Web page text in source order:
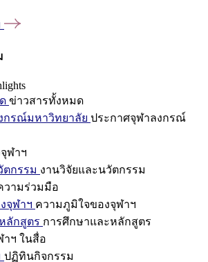
ข่าวสารทั้งหมด
กรณ์มหาวิทยาลัย ประกาศจุฬาลงกรณ์
ฬาฯ
ตกรรม งานวิจัยและนวัตกรรม
วามร่วมมือ
จุฬาฯ ความภูมิใจของจุฬาฯ
ลักสูตร การศึกษาและหลักสูตร
าฯ ในสื่อ
ปฏิทินกิจกรรม